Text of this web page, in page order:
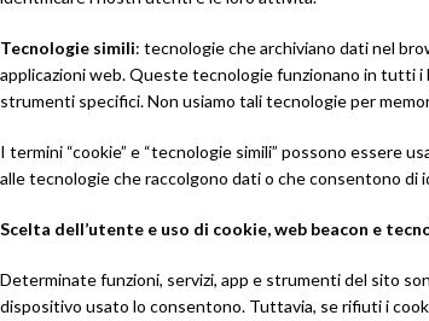
Tecnologie simili: tecnologie che archiviano dati nel
applicazioni web. Queste tecnologie funzionano in tutti i
strumenti specifici. Non usiamo tali tecnologie per
I termini “cookie” e “tecnologie simili” possono
alle tecnologie che raccolgono dati o che consentono
Scelta dell’utente e uso di cookie, web beacon e
Determinate funzioni, servizi, app e strumenti del sito
dispositivo usato lo consentono. Tuttavia, se rifiuti i